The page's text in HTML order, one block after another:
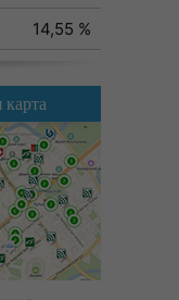
14,55 %